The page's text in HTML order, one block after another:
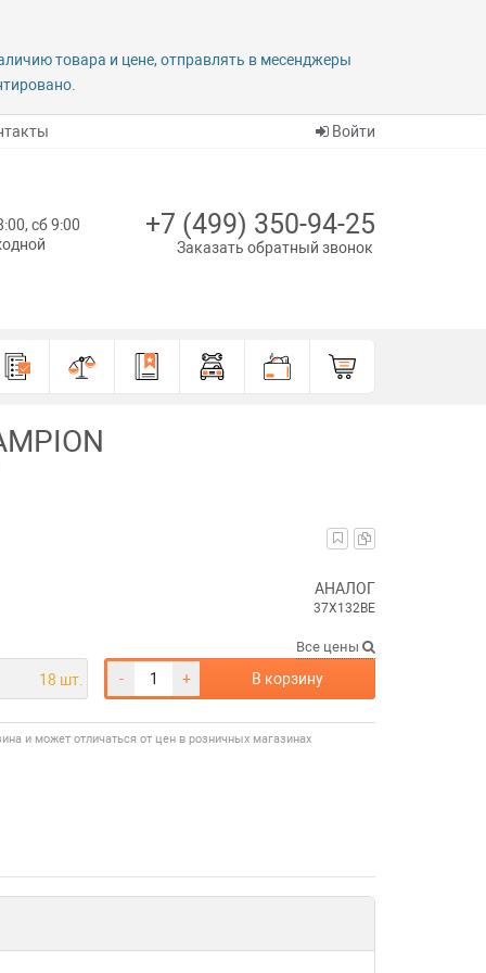
товара и цене, отправлять в месенджеры
Войти
сб 9:00
+7 (499) 350-94-25
Заказать обратный звонок
АНАЛОГ
37Х132ВЕ
Все цены
18 шт. - + В корзину
и может отличаться от цен в розничных магазинах